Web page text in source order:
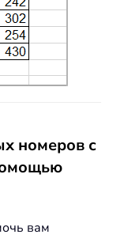
номеров с
вам